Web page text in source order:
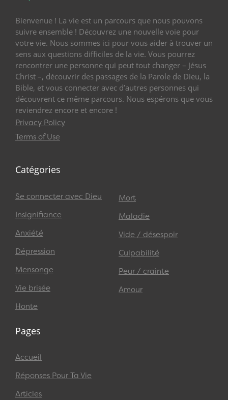
Bienvenue ! La vie est un parcours que nous pouvons
suivre ensemble ! Découvrez une nouvelle voie pour
votre vie. Nous sommes ici pour vous aider à trouver un
sens aux questions difficiles de la vie. Vous pourrez
rencontrer une personne qui peut tout changer – Jésus
Christ –, découvrir des passages de la Parole de Dieu, la
Bible, et vous connecter avec d’autres personnes qui
découvrent ce même parcours. Nous espérons que vous
reviendrez encore et encore !
Privacy Policy
Terms of Use
Catégories
Se connecter avec Dieu
Insignifiance
Anxiété
Dépression
Mensonge
Vie brisée
Honte
Mort
Maladie
Vide / désespoir
Culpabilité
Peur / crainte
Amour
Pages
Accueil
Réponses Pour Ta Vie
Articles